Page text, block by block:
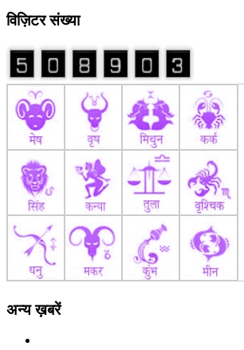
विज़िटर संख्या
अन्य ख़बरें